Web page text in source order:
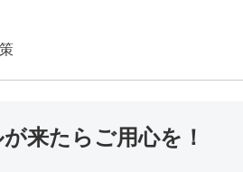
来たらご用心を！